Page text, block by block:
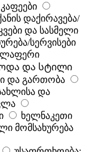
დაქირავება/
და სასმელი
სერვისები
და სტილი
და გართობა
და
ხელნაკეთი
მომსახურება